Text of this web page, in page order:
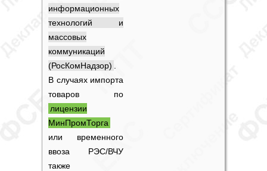
информационных
технологий и
массовых
коммуникаций
(РосКомНадзор)
В случаях импорта
товаров по
лицензии
МинПромТорга
или временного
ввоза РЭС/ВЧУ
также